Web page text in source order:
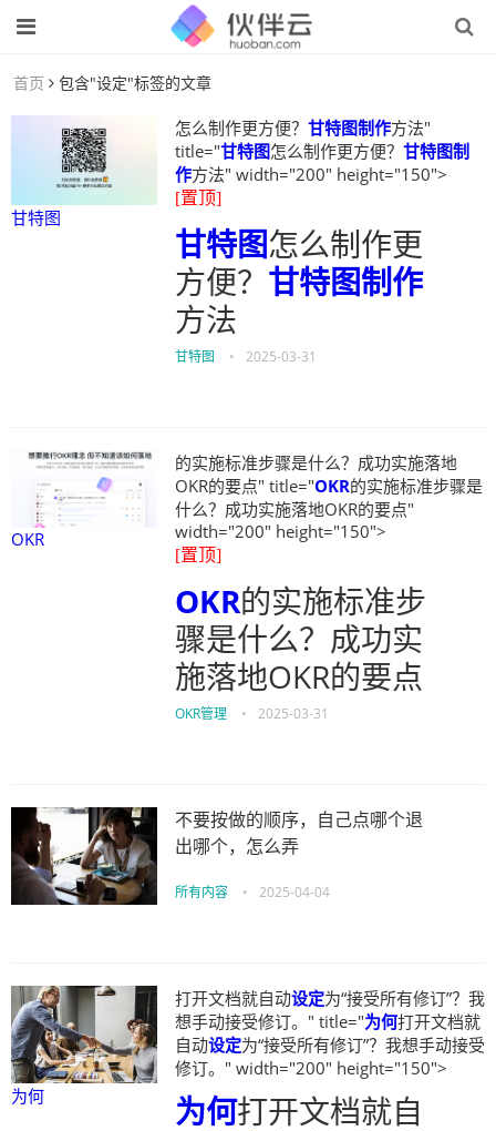
首页 包含"设定"标签的文章
甘特图
怎么制作更方便？ 甘特图制作方法"
title="甘特图怎么制作更方便？ 甘特图制
作方法" width="200" height="150">
[置顶]
甘特图怎么制作更
方便？ 甘特图制作
方法
甘特图 • 2025-03-31
OKR
的实施标准步骤是什么？成功实施落地
OKR的要点" title="OKR的实施标准步骤是
什么？成功实施落地OKR的要点"
width="200" height="150">
[置顶]
OKR的实施标准步
骤是什么？成功实
施落地OKR的要点
OKR管理 • 2025-03-31
不要按做的顺序，自己点哪个退
出哪个，怎么弄
所有内容 • 2025-04-04
为何
打开文档就自动设定为“接受所有修订”？我
想手动接受修订。" title="为何打开文档就
自动设定为“接受所有修订”？我想手动接受
修订。" width="200" height="150">
为何打开文档就自